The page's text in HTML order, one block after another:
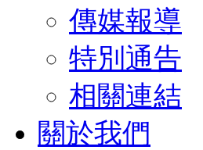
傳媒報導
特別通告
相關連結
關於我們